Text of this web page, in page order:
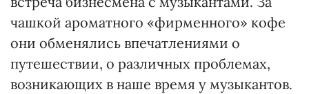
чашкой ароматного «фирменного» кофе
они обменялись впечатлениями о
путешествии, о различных проблемах,
возникающих в наше время у музыкантов.